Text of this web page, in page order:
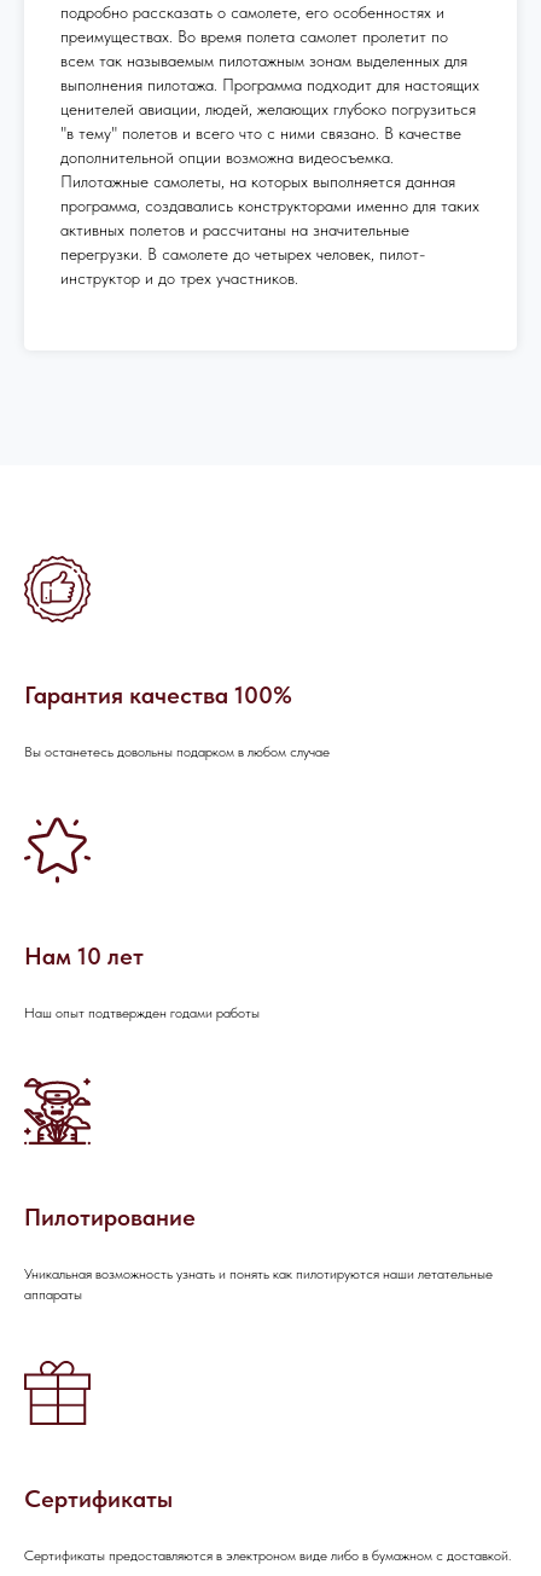
подробно рассказать о самолете, его особенностях и
преимуществах. Во время полета самолет пролетит по
всем так называемым пилотажным зонам выделенных для
выполнения пилотажа. Программа подходит для настоящих
ценителей авиации, людей, желающих глубоко погрузиться
"в тему" полетов и всего что с ними связано. В качестве
дополнительной опции возможна видеосъемка.
Пилотажные самолеты, на которых выполняется данная
программа, создавались конструкторами именно для таких
активных полетов и рассчитаны на значительные
перегрузки. В самолете до четырех человек, пилот-
инструктор и до трех участников.
Гарантия качества 100%
Вы останетесь довольны подарком в любом случае
Нам 10 лет
Наш опыт подтвержден годами работы
Пилотирование
Уникальная возможность узнать и понять как пилотируются наши летательные
аппараты
Сертификаты
Сертификаты предоставляются в электроном виде либо в бумажном с доставкой.
ВОПРОСЫ?
Если вы хотите узнать подробнее о